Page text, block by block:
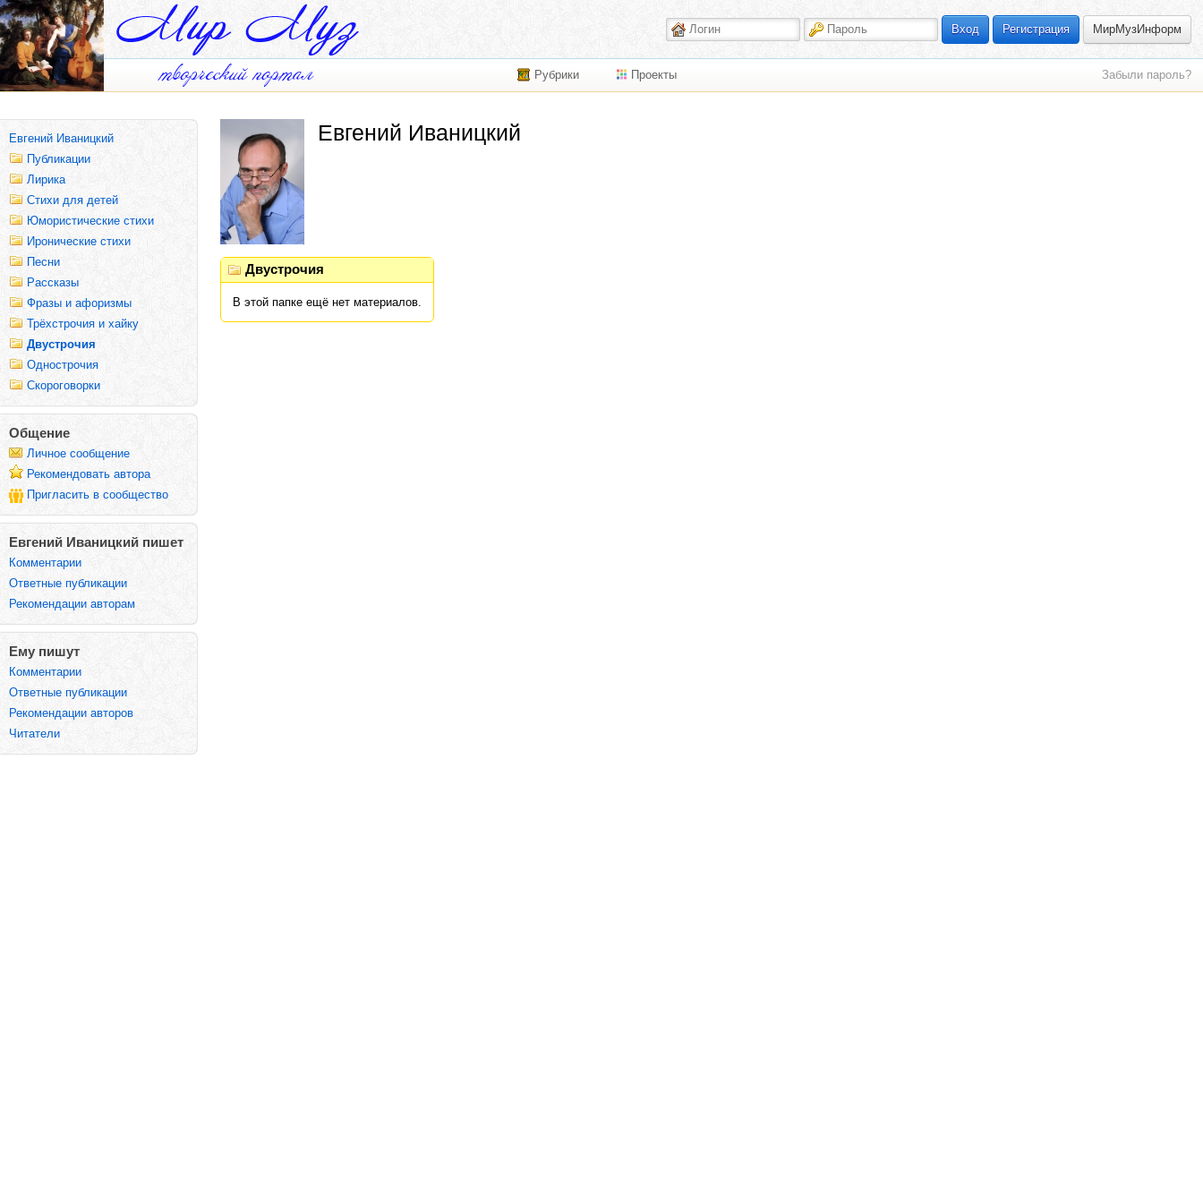
Вход Регистрация МирМузИнформ
Рубрики Проекты Забыли пароль?
Евгений Иваницкий
Публикации
Лирика
Стихи для детей
Юмористические стихи
Иронические стихи
Песни
Рассказы
Фразы и афоризмы
Трёхстрочия и хайку
Двустрочия
Однострочия
Скороговорки
Общение
Личное сообщение
Рекомендовать автора
Пригласить в сообщество
Евгений Иваницкий пишет
Комментарии
Ответные публикации
Рекомендации авторам
Ему пишут
Комментарии
Ответные публикации
Рекомендации авторов
Читатели
Евгений Иваницкий
Двустрочия
В этой папке ещё нет материалов.